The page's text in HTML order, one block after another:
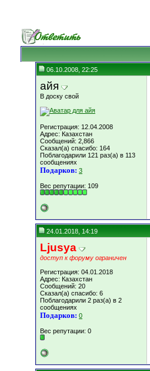
06.10.2008, 22:25
айя
В доску свой
Регистрация: 12.04.2008
Адрес: Казахстан
Сообщений: 2,866
Сказал(а) спасибо: 164
Поблагодарили 121 раз(а) в 113
сообщениях
Подарков: 3
Вес репутации: 109
24.01.2018, 14:19
Ljusya
доступ к форуму ограничен
Регистрация: 04.01.2018
Адрес: Казахстан
Сообщений: 20
Сказал(а) спасибо: 6
Поблагодарили 2 раз(а) в 2
сообщениях
Подарков: 0
Вес репутации: 0